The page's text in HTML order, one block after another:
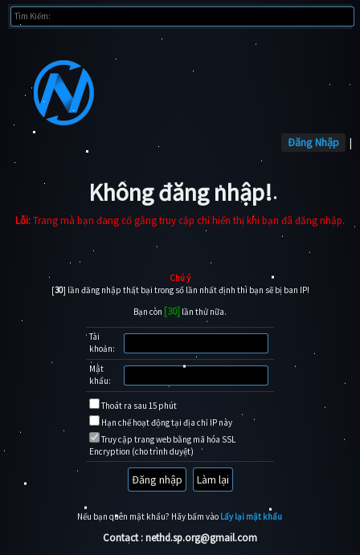
Đăng Nhập |
Không đăng nhập!
Lỗi:Trang mà bạn đang cố gắng truy cập chỉ hiển thị khi bạn đã đăng nhập.
Chú ý
[30] lần đăng nhập thất bại trong số lần nhất định thì bạn sẽ bị ban IP!
Bạn còn [30] lần thử nữa.
Tài
khoản:
Mật
khẩu:
Thoát ra sau 15 phút
Hạn chế hoạt động tại địa chỉ IP này
Truy cập trang web bằng mã hóa SSL
Encryption (cho trình duyệt)
Nếu bạn quên mật khẩu? Hãy bấm vào Lấy lại mật khẩu
Contact : nethd.sp.org@gmail.com